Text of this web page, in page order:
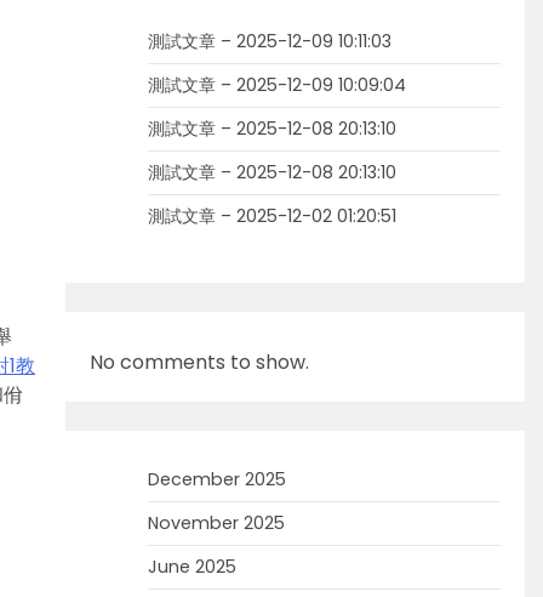
1教
測試文章 – 2025-12-09 10:11:03
測試文章 – 2025-12-09 10:09:04
測試文章 – 2025-12-08 20:13:10
測試文章 – 2025-12-08 20:13:10
測試文章 – 2025-12-02 01:20:51
No comments to show.
December 2025
November 2025
June 2025